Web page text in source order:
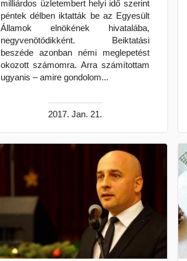
milliárdos üzletembert helyi idő szerint
péntek délben iktatták be az Egyesült
Államok elnökének hivatalába,
negyvenötödikként. Beiktatási
beszéde azonban némi meglepetést
okozott számomra. Arra számítottam
ugyanis – amire gondolom...
2017. Jan. 21.